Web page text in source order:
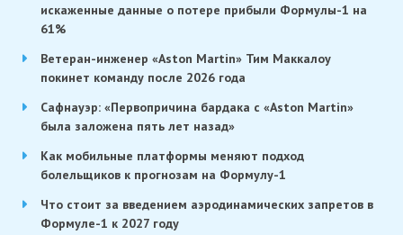
искаженные данные о потере прибыли Формулы-1 на
61%
Ветеран-инженер «Aston Martin» Тим Маккалоу
покинет команду после 2026 года
Сафнауэр: «Первопричина бардака с «Aston Martin»
была заложена пять лет назад»
Как мобильные платформы меняют подход
болельщиков к прогнозам на Формулу-1
Что стоит за введением аэродинамических запретов в
Формуле-1 к 2027 году